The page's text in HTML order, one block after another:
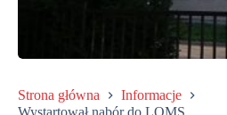
Strona główna
Informacje
Wystartował nabór do LOMS